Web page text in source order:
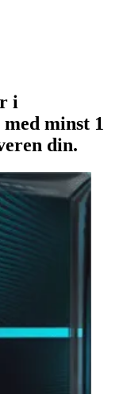
i
minst 1
din.